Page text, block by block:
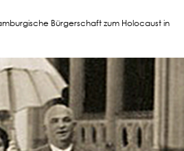
Bürgerschaft zum Holocaust in